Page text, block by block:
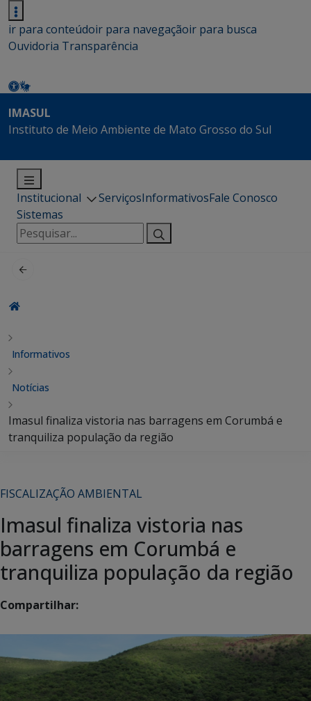
ir para conteúdoir para navegaçãoir para busca
Ouvidoria Transparência
IMASUL
Instituto de Meio Ambiente de Mato Grosso do Sul
Institucional ServiçosInformativosFale Conosco
Sistemas
Pesquisar
por:
Informativos
Notícias
Imasul finaliza vistoria nas barragens em Corumbá e
tranquiliza população da região
FISCALIZAÇÃO AMBIENTAL
Imasul finaliza vistoria nas
barragens em Corumbá e
tranquiliza população da região
Compartilhar: